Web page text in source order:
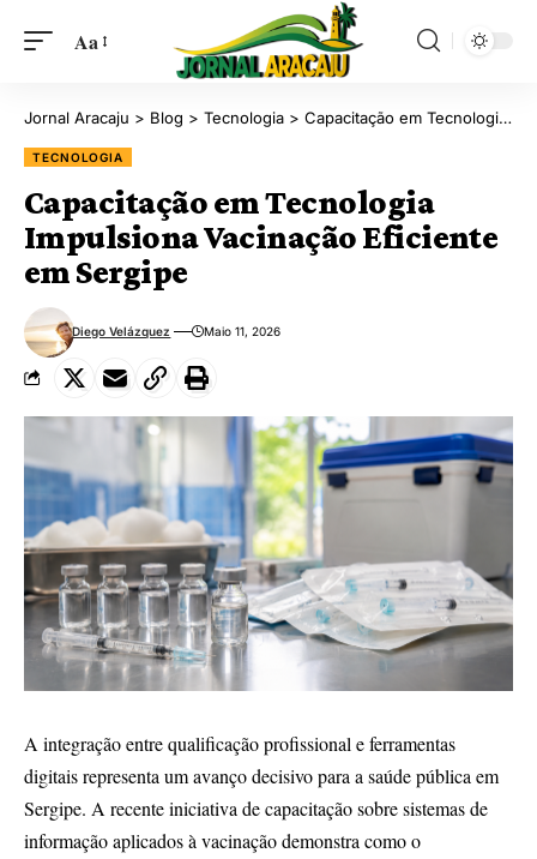
Aa
Jornal Aracaju > Blog > Tecnologia > Capacitação em Tecnologia Impulsiona Vacinação Eficiente em Sergipe
TECNOLOGIA
Capacitação em Tecnologia
Impulsiona Vacinação Eficiente
em Sergipe
Diego Velázquez Maio 11, 2026
A integração entre qualificação profissional e ferramentas
digitais representa um avanço decisivo para a saúde pública em
Sergipe. A recente iniciativa de capacitação sobre sistemas de
informação aplicados à vacinação demonstra como o